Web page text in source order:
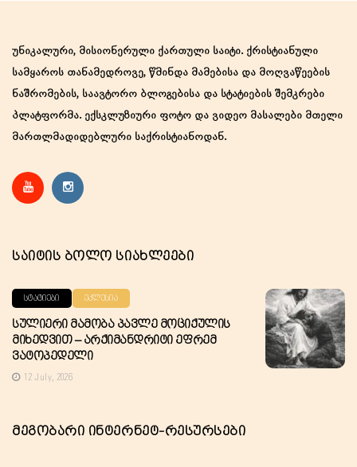
უნიკალური, მისიონერული ქართული საიტი. ქრისტიანული
სამყაროს თანამედროვე, წმინდა მამებისა და მოღვაწეების
ნაშრომების, საავტორო ბლოგებისა და სტატიების შემკრები
პლატფორმა. ექსკლუზიური ფოტო და ვიდეო მასალები მთელი
მართლმადიდებლური საქრისტიანოდან.
Საიტის Ბოლო Სიახლეები
ᲡᲢᲐᲢᲘᲔᲑᲘ ᲔᲙᲚᲔᲡᲘᲐ
Სულიერი Მამობა Პავლე Მოციქულის
Მიხედვით – Არქიმანდრიტი Ეფრემ
Ვატოპედელი
12 July, 2026
Მეგობარი Ინტერნეტ-Რესურსები